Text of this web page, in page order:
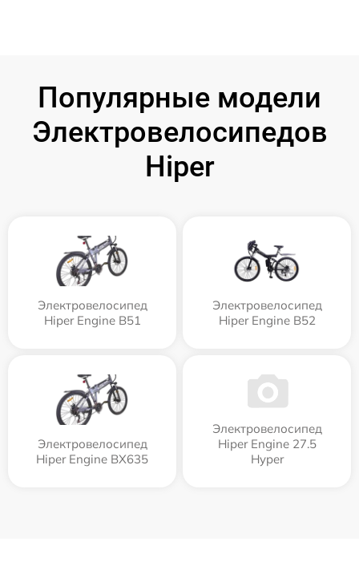
Популярные модели
Электровелосипедов
Hiper
Электровелосипед
Hiper Engine B51
Электровелосипед
Hiper Engine B52
Электровелосипед
Hiper Engine BX635
Электровелосипед
Hiper Engine 27.5
Нyper